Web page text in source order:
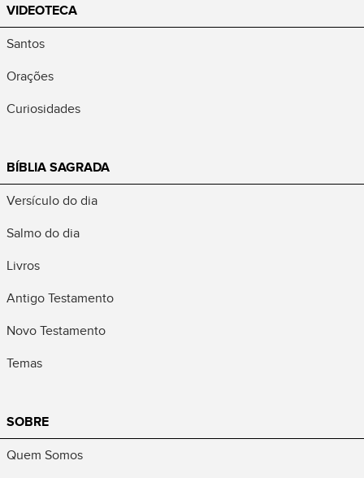
VIDEOTECA
Santos
Orações
Curiosidades
BÍBLIA SAGRADA
Versículo do dia
Salmo do dia
Livros
Antigo Testamento
Novo Testamento
Temas
SOBRE
Quem Somos